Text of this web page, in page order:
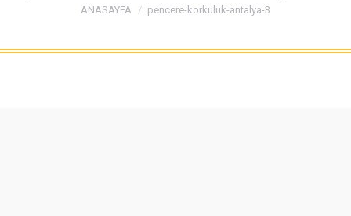
You are here:
ANASAYFA pencere-korkuluk-antalya-3